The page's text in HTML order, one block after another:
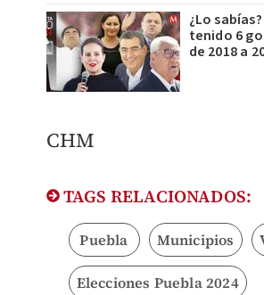
¿Lo
tenido 6
de 2018 a
CHM
TAGS RELACIONADOS:
Puebla Municipios
Elecciones Puebla 2024